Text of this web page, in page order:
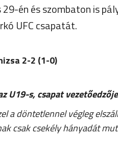
én és szombaton is
UFC csapatát.
2-2 (1-0)
U19-s, csapat
a döntetlennel végleg
csak csekély hányadát